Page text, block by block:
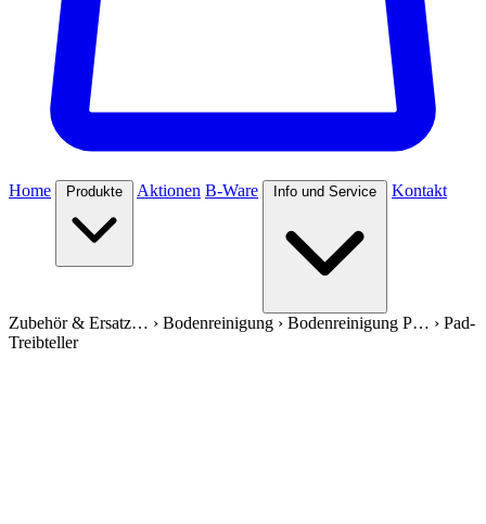
Home Produkte Aktionen B-Ware Info und Service Kontakt
Zubehör & Ersatz… › Bodenreinigung › Bodenreinigung P… › Pad-
Treibteller